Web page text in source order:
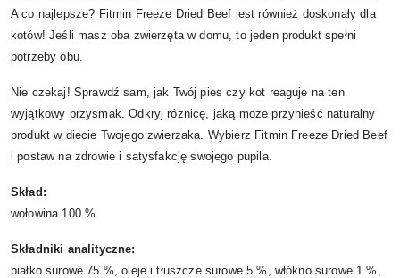
A co najlepsze? Fitmin Freeze Dried Beef jest również doskonały dla
kotów! Jeśli masz oba zwierzęta w domu, to jeden produkt spełni
potrzeby obu.
Nie czekaj! Sprawdź sam, jak Twój pies czy kot reaguje na ten
wyjątkowy przysmak. Odkryj różnicę, jaką może przynieść naturalny
produkt w diecie Twojego zwierzaka. Wybierz Fitmin Freeze Dried Beef
i postaw na zdrowie i satysfakcję swojego pupila.
Skład:
wołowina 100 %.
Składniki analityczne:
białko surowe 75 %, oleje i tłuszcze surowe 5 %, włókno surowe 1 %,